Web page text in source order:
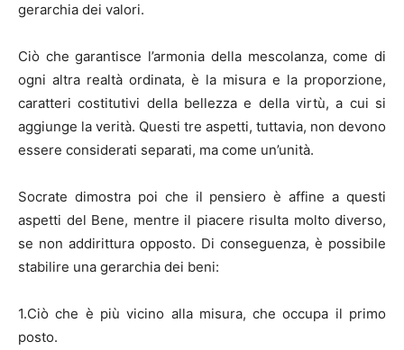
gerarchia dei valori.
Ciò che garantisce l’armonia della mescolanza, come di
ogni altra realtà ordinata, è la misura e la proporzione,
caratteri costitutivi della bellezza e della virtù, a cui si
aggiunge la verità. Questi tre aspetti, tuttavia, non devono
essere considerati separati, ma come un’unità.
Socrate dimostra poi che il pensiero è affine a questi
aspetti del Bene, mentre il piacere risulta molto diverso,
se non addirittura opposto. Di conseguenza, è possibile
stabilire una gerarchia dei beni:
1.Ciò che è più vicino alla misura, che occupa il primo
posto.